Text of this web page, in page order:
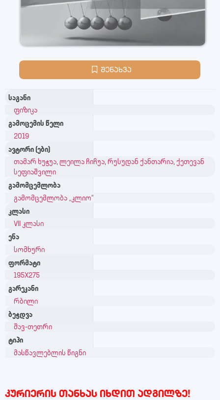
შენახვა
საგანი
ფიზიკა
გამოცემის წელი
2019
ავტორი (ები)
თამარ ხუჭუა,ლეილა ჩიჩუა,რუსუდან ქანთარია, ქეთევან
სეფიაშვილი
გამომცემლობა
გამომცემლობა „კლიო“
კლასი
VII კლასი
ენა
სომხური
ფორმატი
195X275
გარეკანი
რბილი
ბეჭდვა
შავ-თეთრი
ტიპი
მასწავლებლის წიგნი
კურიერის თანხას იხდით ადგილზე!